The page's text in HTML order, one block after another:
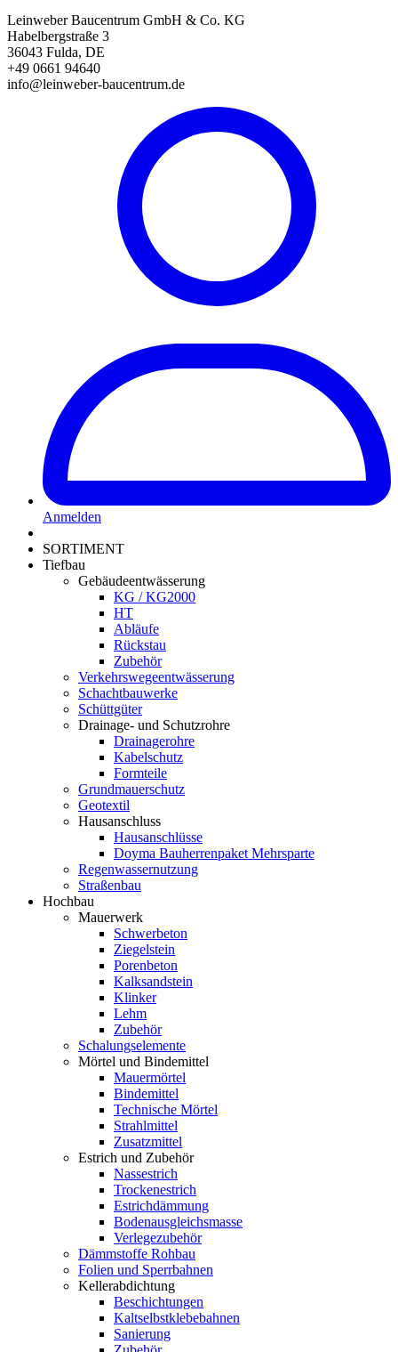
Leinweber Baucentrum GmbH & Co. KG
Habelbergstraße 3
36043 Fulda, DE
+49 0661 94640
info@leinweber-baucentrum.de
Anmelden
SORTIMENT
Tiefbau
Gebäudeentwässerung
KG / KG2000
HT
Abläufe
Rückstau
Zubehör
Verkehrswegeentwässerung
Schachtbauwerke
Schüttgüter
Drainage- und Schutzrohre
Drainagerohre
Kabelschutz
Formteile
Grundmauerschutz
Geotextil
Hausanschluss
Hausanschlüsse
Doyma Bauherrenpaket Mehrsparte
Regenwassernutzung
Straßenbau
Hochbau
Mauerwerk
Schwerbeton
Ziegelstein
Porenbeton
Kalksandstein
Klinker
Lehm
Zubehör
Schalungselemente
Mörtel und Bindemittel
Mauermörtel
Bindemittel
Technische Mörtel
Strahlmittel
Zusatzmittel
Estrich und Zubehör
Nassestrich
Trockenestrich
Estrichdämmung
Bodenausgleichsmasse
Verlegezubehör
Dämmstoffe Rohbau
Folien und Sperrbahnen
Kellerabdichtung
Beschichtungen
Kaltselbstklebebahnen
Sanierung